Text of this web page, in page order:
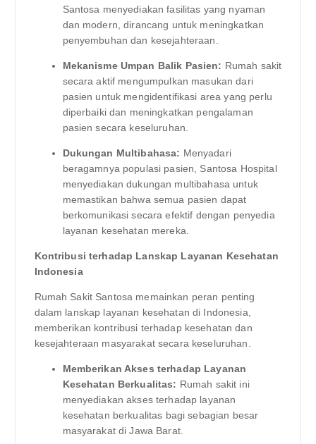
Santosa menyediakan fasilitas yang nyaman
dan modern, dirancang untuk meningkatkan
penyembuhan dan kesejahteraan.
Mekanisme Umpan Balik Pasien: Rumah sakit
secara aktif mengumpulkan masukan dari
pasien untuk mengidentifikasi area yang perlu
diperbaiki dan meningkatkan pengalaman
pasien secara keseluruhan.
Dukungan Multibahasa: Menyadari
beragamnya populasi pasien, Santosa Hospital
menyediakan dukungan multibahasa untuk
memastikan bahwa semua pasien dapat
berkomunikasi secara efektif dengan penyedia
layanan kesehatan mereka.
Kontribusi terhadap Lanskap Layanan Kesehatan
Indonesia
Rumah Sakit Santosa memainkan peran penting
dalam lanskap layanan kesehatan di Indonesia,
memberikan kontribusi terhadap kesehatan dan
kesejahteraan masyarakat secara keseluruhan.
Memberikan Akses terhadap Layanan
Kesehatan Berkualitas: Rumah sakit ini
menyediakan akses terhadap layanan
kesehatan berkualitas bagi sebagian besar
masyarakat di Jawa Barat.